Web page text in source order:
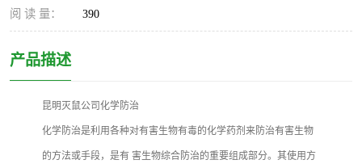
阅 读 量： 390
产品描述
昆明灭鼠公司化学防治
化学防治是利用各种对有害生物有毒的化学药剂来防治有害生物
的方法或手段，是有 害生物综合防治的重要组成部分。其使用方